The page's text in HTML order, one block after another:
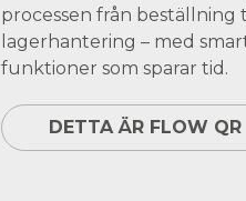
processen från beställning
lagerhantering – med
funktioner som sparar tid.
DETTA ÄR FLOW QR